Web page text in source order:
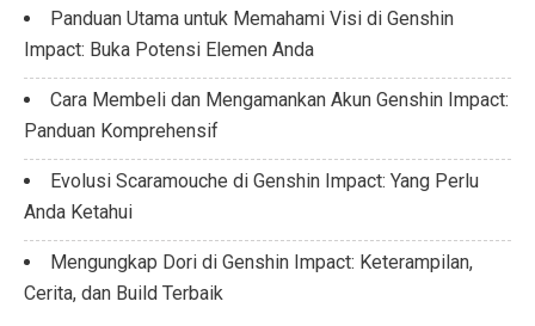
Panduan Utama untuk Memahami Visi di Genshin
Impact: Buka Potensi Elemen Anda
Cara Membeli dan Mengamankan Akun Genshin Impact:
Panduan Komprehensif
Evolusi Scaramouche di Genshin Impact: Yang Perlu
Anda Ketahui
Mengungkap Dori di Genshin Impact: Keterampilan,
Cerita, dan Build Terbaik